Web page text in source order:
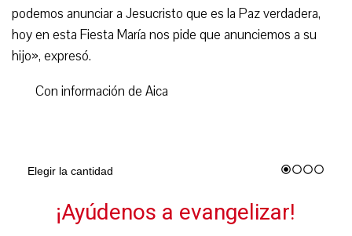
podemos anunciar a Jesucristo que es la Paz verdadera,
hoy en esta Fiesta María nos pide que anunciemos a su
hijo», expresó.
Con información de Aica